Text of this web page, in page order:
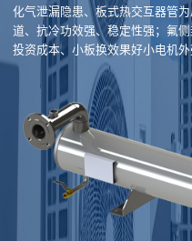
化气泄漏隐患、板式热交互器管
道、抗冷功效强、稳定性强；氟
投资成本、小板换效果好小电机